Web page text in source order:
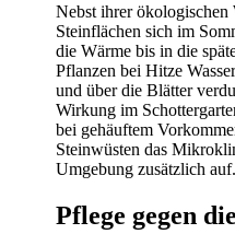
Nebst ihrer ökologischen
Steinflächen sich im
die Wärme bis in die
Pflanzen bei Hitze
und über die Blätter
Wirkung im
bei gehäuftem
Steinwüsten das
Umgebung zusätzlich auf.
Pflege gegen